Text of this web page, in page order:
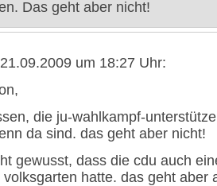
Das geht aber nicht!
um 18:27 Uhr:
die ju-wahlkampf-
da sind. das geht aber nicht!
gewusst, dass die cdu auch
hatte. das geht aber